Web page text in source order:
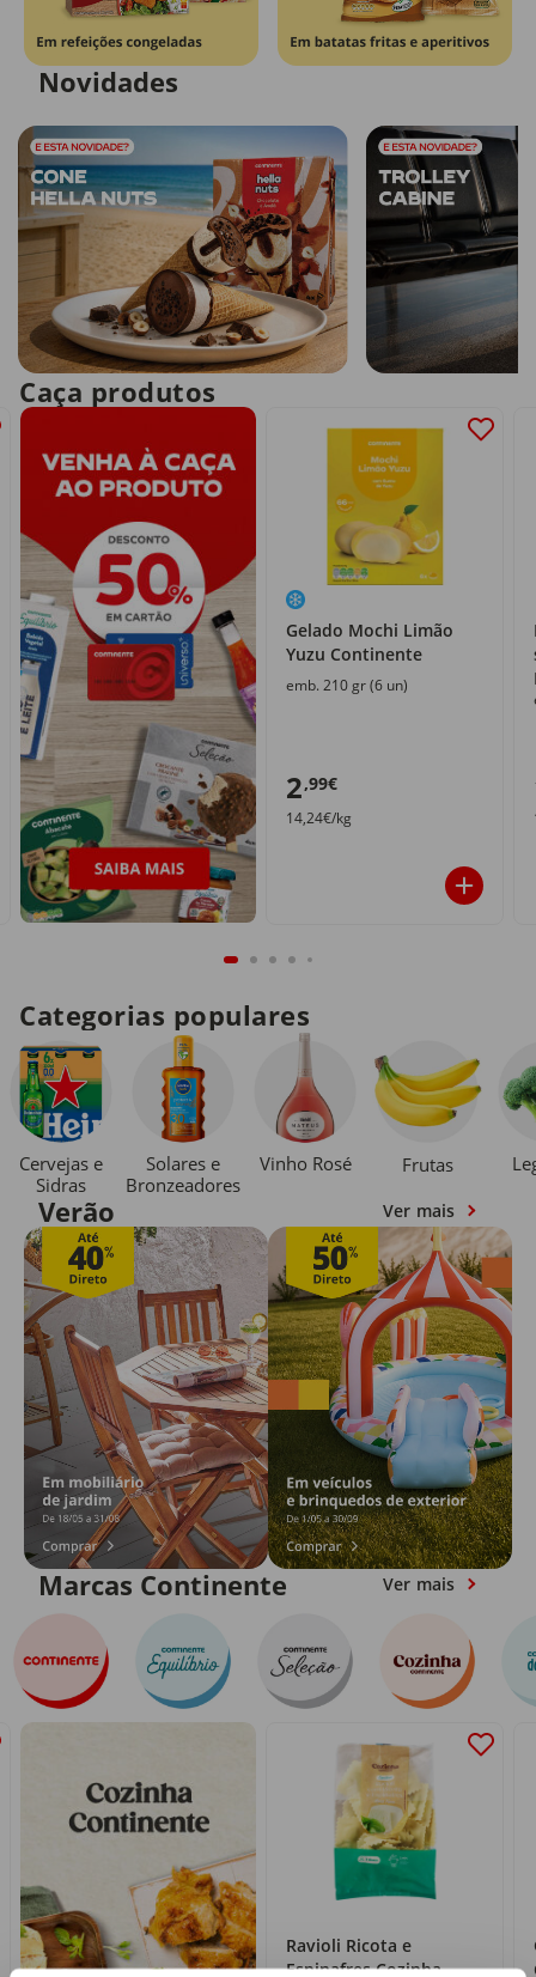
Novidades
Caça produtos
Gelado Mochi Limão
Yuzu Continente
emb. 210 gr (6 un)
2,99€
14,24€/kg
Categorias populares
Cervejas e
Sidras
Solares e
Bronzeadores
Vinho Rosé Frutas
Verão Ver mais
Marcas Continente Ver mais
Ravioli Ricota e
Espinafres Cozinha